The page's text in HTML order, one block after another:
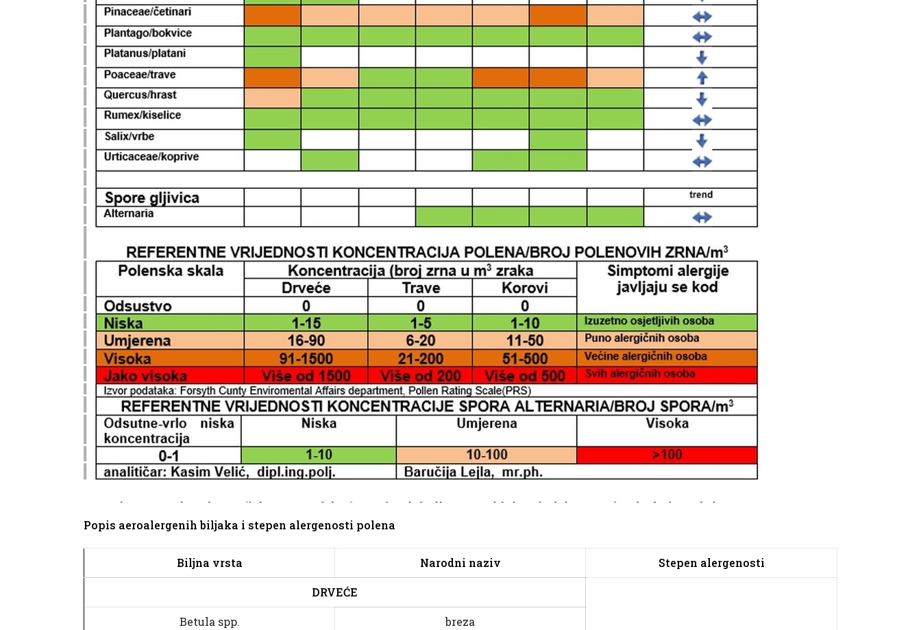
Popis aeroalergenih biljaka i stepen alergenosti polena
Biljna vrsta Narodni naziv Stepen alergenosti
DRVEĆE
Betula spp. breza